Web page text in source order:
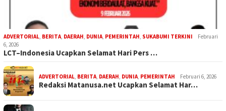
ADVERTORIAL, BERITA, DAERAH, DUNIA, PEMERINTAH, SUKABUMI TERKINI
Februari
6, 2026
LCT–Indonesia Ucapkan Selamat Hari Pers …
ADVERTORIAL, BERITA, DAERAH, DUNIA, PEMERINTAH Februari 6, 2026
Redaksi Matanusa.net Ucapkan Selamat Har…